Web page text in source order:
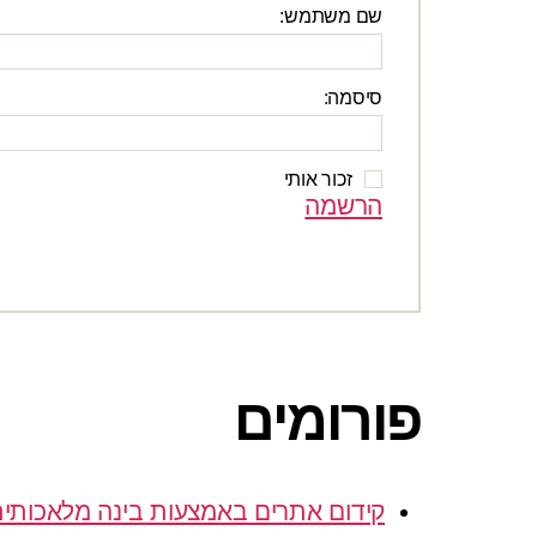
שם משתמש:
סיסמה:
זכור אותי
הרשמה
פורומים
קידום אתרים באמצעות בינה